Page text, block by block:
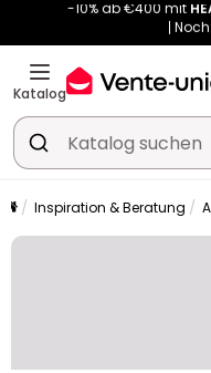
Kauf-unique wird zu
-10% ab €400 mit
Katalog
Inspiration & Beratung